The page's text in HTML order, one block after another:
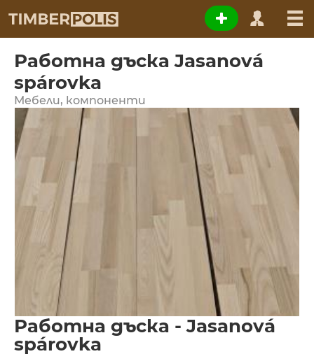
Работна дъска Jasanová
spárovka
Мебели, компоненти
Работна дъска - Jasanová
spárovka